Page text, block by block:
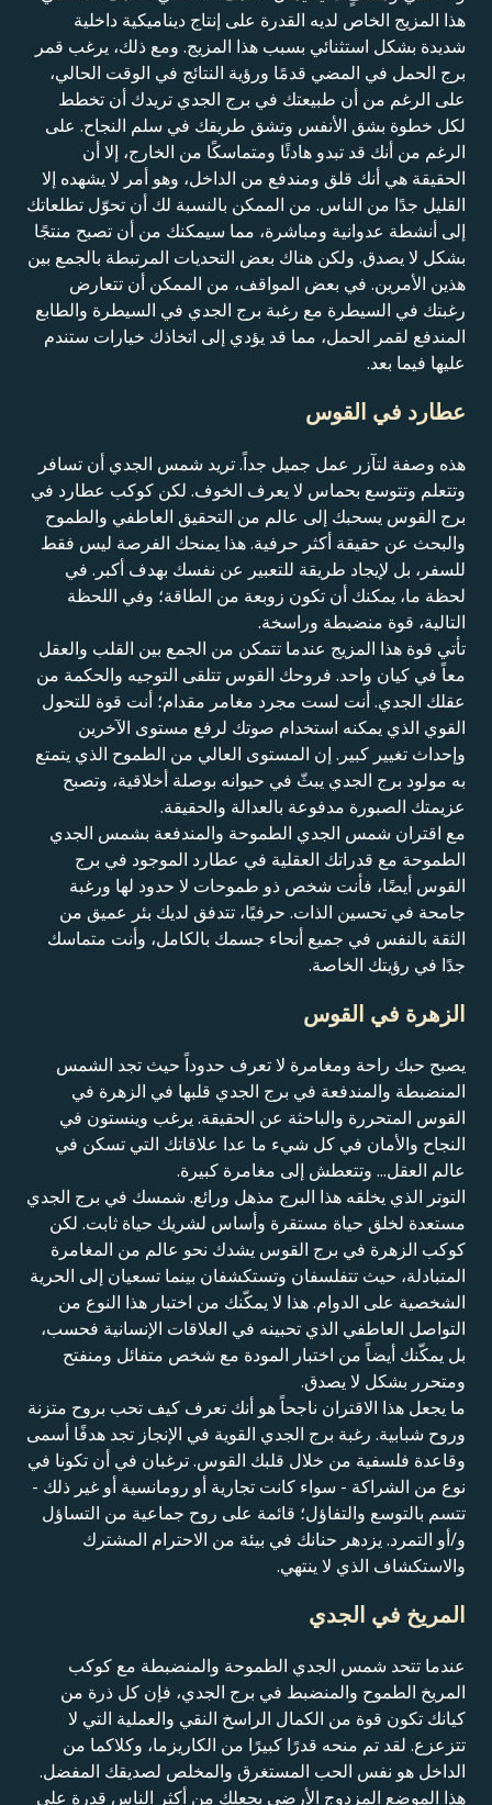
هذا المزيج الخاص لديه القدرة على إنتاج ديناميكية داخلية
شديدة بشكل استثنائي بسبب هذا المزيج. ومع ذلك، يرغب قمر
برج الحمل في المضي قدمًا ورؤية النتائج في الوقت الحالي،
على الرغم من أن طبيعتك في برج الجدي تريدك أن تخطط
لكل خطوة بشق الأنفس وتشق طريقك في سلم النجاح. على
الرغم من أنك قد تبدو هادئًا ومتماسكًا من الخارج، إلا أن
الحقيقة هي أنك قلق ومندفع من الداخل، وهو أمر لا يشهده إلا
القليل جدًا من الناس. من الممكن بالنسبة لك أن تحوّل تطلعاتك
إلى أنشطة عدوانية ومباشرة، مما سيمكنك من أن تصبح منتجًا
بشكل لا يصدق. ولكن هناك بعض التحديات المرتبطة بالجمع بين
هذين الأمرين. في بعض المواقف، من الممكن أن تتعارض
رغبتك في السيطرة مع رغبة برج الجدي في السيطرة والطابع
المندفع لقمر الحمل، مما قد يؤدي إلى اتخاذك خيارات ستندم
عليها فيما بعد.
عطارد في القوس
هذه وصفة لتآزر عمل جميل جداً. تريد شمس الجدي أن تسافر
وتتعلم وتتوسع بحماس لا يعرف الخوف. لكن كوكب عطارد في
برج القوس يسحبك إلى عالم من التحقيق العاطفي والطموح
والبحث عن حقيقة أكثر حرفية. هذا يمنحك الفرصة ليس فقط
للسفر، بل لإيجاد طريقة للتعبير عن نفسك بهدف أكبر. في
لحظة ما، يمكنك أن تكون زوبعة من الطاقة؛ وفي اللحظة
التالية، قوة منضبطة وراسخة.
تأتي قوة هذا المزيج عندما تتمكن من الجمع بين القلب والعقل
معاً في كيان واحد. فروحك القوس تتلقى التوجيه والحكمة من
عقلك الجدي. أنت لست مجرد مغامر مقدام؛ أنت قوة للتحول
القوي الذي يمكنه استخدام صوتك لرفع مستوى الآخرين
وإحداث تغيير كبير. إن المستوى العالي من الطموح الذي يتمتع
به مولود برج الجدي يبثّ في حيوانه بوصلة أخلاقية، وتصبح
عزيمتك الصبورة مدفوعة بالعدالة والحقيقة.
مع اقتران شمس الجدي الطموحة والمندفعة بشمس الجدي
الطموحة مع قدراتك العقلية في عطارد الموجود في برج
القوس أيضًا، فأنت شخص ذو طموحات لا حدود لها ورغبة
جامحة في تحسين الذات. حرفيًا، تتدفق لديك بئر عميق من
الثقة بالنفس في جميع أنحاء جسمك بالكامل، وأنت متماسك
جدًا في رؤيتك الخاصة.
الزهرة في القوس
يصبح حبك راحة ومغامرة لا تعرف حدوداً حيث تجد الشمس
المنضبطة والمندفعة في برج الجدي قلبها في الزهرة في
القوس المتحررة والباحثة عن الحقيقة. يرغب وينستون في
النجاح والأمان في كل شيء ما عدا علاقاتك التي تسكن في
عالم العقل... وتتعطش إلى مغامرة كبيرة.
التوتر الذي يخلقه هذا البرج مذهل ورائع. شمسك في برج الجدي
مستعدة لخلق حياة مستقرة وأساس لشريك حياة ثابت. لكن
كوكب الزهرة في برج القوس يشدك نحو عالم من المغامرة
المتبادلة، حيث تتفلسفان وتستكشفان بينما تسعيان إلى الحرية
الشخصية على الدوام. هذا لا يمكّنك من اختبار هذا النوع من
التواصل العاطفي الذي تحبينه في العلاقات الإنسانية فحسب،
بل يمكّنك أيضاً من اختبار المودة مع شخص متفائل ومنفتح
ومتحرر بشكل لا يصدق.
ما يجعل هذا الاقتران ناجحاً هو أنك تعرف كيف تحب بروح متزنة
وروح شبابية. رغبة برج الجدي القوية في الإنجاز تجد هدفًا أسمى
وقاعدة فلسفية من خلال قلبك القوس. ترغبان في أن تكونا في
نوع من الشراكة - سواء كانت تجارية أو رومانسية أو غير ذلك -
تتسم بالتوسع والتفاؤل؛ قائمة على روح جماعية من التساؤل
و/أو التمرد. يزدهر حنانك في بيئة من الاحترام المشترك
والاستكشاف الذي لا ينتهي.
المريخ في الجدي
عندما تتحد شمس الجدي الطموحة والمنضبطة مع كوكب
المريخ الطموح والمنضبط في برج الجدي، فإن كل ذرة من
كيانك تكون قوة من الكمال الراسخ النقي والعملية التي لا
تتزعزع. لقد تم منحه قدرًا كبيرًا من الكاريزما، وكلاكما من
الداخل هو نفس الحب المستغرق والمخلص لصديقك المفضل.
هذا الموضع المزدوج الأرضي يجعلك من أكثر الناس قدرة على